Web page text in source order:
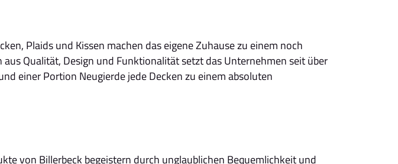
Plaids und Kissen machen das eigene Zuhause zu einem noch
Qualität, Design und Funktionalität setzt das Unternehmen seit über
einer Portion Neugierde jede Decken zu einem absoluten
von Billerbeck begeistern durch unglaublichen Bequemlichkeit und